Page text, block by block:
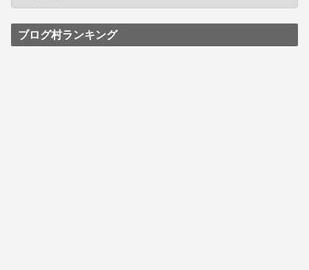
ブログ村ランキング